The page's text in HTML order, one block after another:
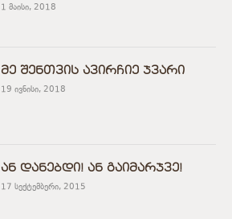
1 მაისი, 2018
მე შენთვის ავირჩიე ჯვარი
19 ივნისი, 2018
ან დანებდი! ან გაიმარჯვე!
17 სექტემბერი, 2015